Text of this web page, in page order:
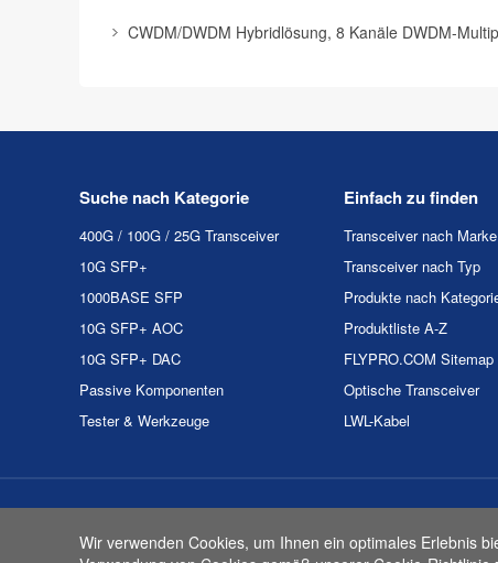
CWDM/DWDM Hybridlösung, 8 Kanäle DWDM-
Suche nach Kategorie
400G / 100G / 25G Transceiver
10G SFP+
1000BASE SFP
10G SFP+ AOC
10G SFP+ DAC
Passive Komponenten
Tester & Werkzeuge
Einfach zu finden
Transceiver nach Marke
Transceiver nach Typ
Produkte nach
Produktliste A-Z
FLYPRO.COM Sitemap
Optische Transceiver
LWL-Kabel
Wir verwenden Cookies, um Ihnen ein optimales Erlebnis